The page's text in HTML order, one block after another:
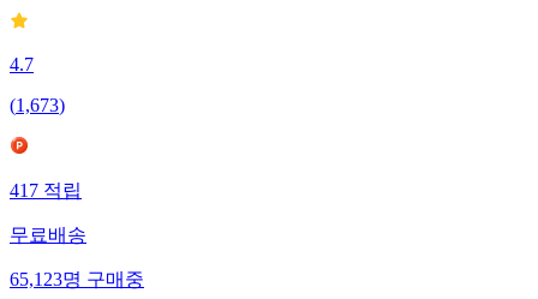
4.7
(1,673)
417적립
무료배송
65,123명구매중